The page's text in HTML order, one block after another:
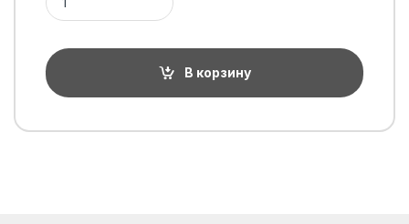
В корзину